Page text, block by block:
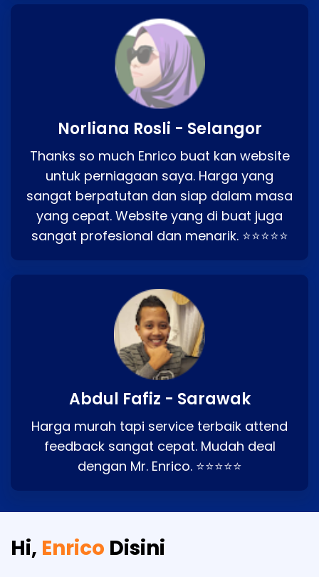
Norliana Rosli - Selangor
Thanks so much Enrico buat kan website
untuk perniagaan saya. Harga yang
sangat berpatutan dan siap dalam masa
yang cepat. Website yang di buat juga
sangat profesional dan menarik. ⭐⭐⭐⭐⭐
Abdul Fafiz - Sarawak
Harga murah tapi service terbaik attend
feedback sangat cepat. Mudah deal
dengan Mr. Enrico. ⭐⭐⭐⭐⭐
Hi, Enrico Disini